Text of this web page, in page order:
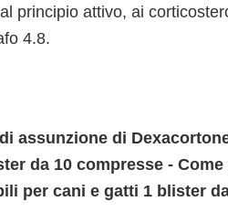
principio attivo, ai
4.8.
assunzione di
da 10 compresse -
per cani e gatti 1 blister